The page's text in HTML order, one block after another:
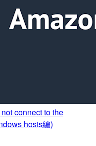
connect to the
hosts編)